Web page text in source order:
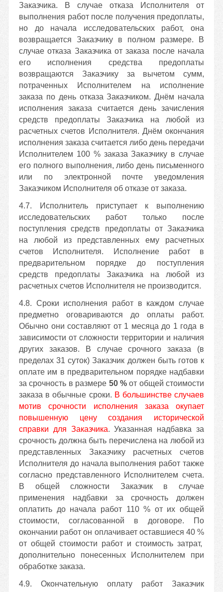
Заказчика. В случае отказа Исполнителя от
выполнения работ после получения предоплаты,
но до начала исследовательских работ, она
возвращается Заказчику в полном размере. В
случае отказа Заказчика от заказа после начала
его исполнения средства предоплаты
возвращаются Заказчику за вычетом сумм,
потраченных Исполнителем на исполнение
заказа по день отказа Заказчиком. Днём начала
исполнения заказа считается день зачисления
средств предоплаты Заказчика на любой из
расчетных счетов Исполнителя. Днём окончания
исполнения заказа считается либо день передачи
Исполнителем 100 % заказа Заказчику в случае
его полного выполнения, либо день письменного
или по электронной почте уведомления
Заказчиком Исполнителя об отказе от заказа.
4.7. Исполнитель приступает к выполнению
исследовательских работ только после
поступления средств предоплаты от Заказчика
на любой из представленных ему расчетных
счетов Исполнителя. Исполнение работ в
предварительном порядке до поступления
средств предоплаты Заказчика на любой из
расчетных счетов Исполнителя не производится.
4.8. Сроки исполнения работ в каждом случае
предметно оговариваются до оплаты работ.
Обычно они составляют от 1 месяца до 1 года в
зависимости от сложности территории и наличия
других заказов. В случае срочного заказа (в
пределах 31 суток) Заказчик должен быть готов к
оплате им в предварительном порядке надбавки
за срочность в размере 50 %от общей стоимости
заказа в обычные сроки. В большинстве случаев
мотив срочности исполнения заказа окупает
повышенную цену создания исторической
справки для Заказчика. Указанная надбавка за
срочность должна быть перечислена на любой из
представленных Заказчику расчетных счетов
Исполнителя до начала выполнения работ также
согласно представленного Исполнителем счета.
В общей сложности Заказчик в случае
применения надбавки за срочность должен
оплатить до начала работ 110 % от их общей
стоимости, согласованной в договоре. По
окончании работ он оплачивает оставшиеся 40 %
от общей стоимости работ и стоимость затрат,
дополнительно
понесенных Исполнителем при
обработке заказа.
4.9. Окончательную оплату работ Заказчик